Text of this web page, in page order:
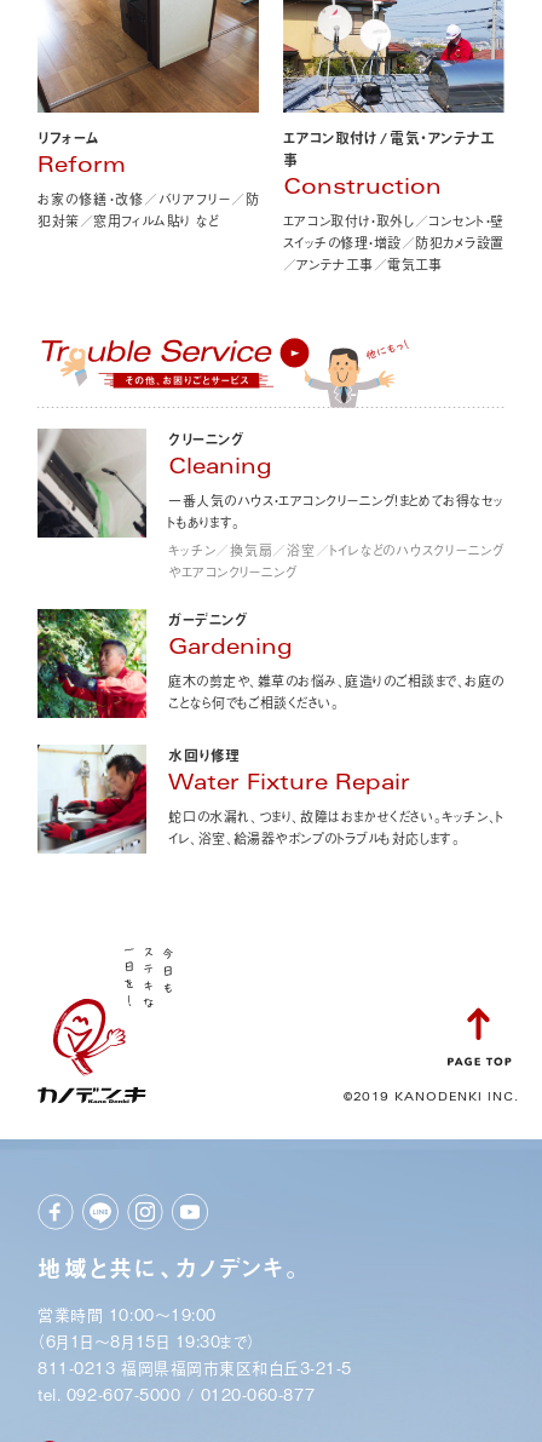
リフォーム
Reform
お家の修繕・改修／バリアフリー／防
犯対策／窓用フィルム貼り など
エアコン取付け/電気・アンテナ工
事
Construction
エアコン取付け・取外し／コンセント・壁
スイッチの修理・増設／防犯カメラ設置
／アンテナ工事／電気工事
クリーニング
Cleaning
一番人気のハウス・エアコンクリーニング！まとめてお得なセッ
トもあります。
キッチン／換気扇／浴室／トイレなどのハウスクリーニング
やエアコンクリーニング
ガーデニング
Gardening
庭木の剪定や、雑草のお悩み、庭造りのご相談まで、お庭の
ことなら何でもご相談ください。
水回り修理
Water Fixture Repair
蛇口の水漏れ、つまり、故障はおまかせください。キッチン、ト
イレ、浴室、給湯器やポンプのトラブルも対応します。
©2019 KANODENKI INC.
地域と共に、カノデンキ。
営業時間 10:00〜19:00
（6月1日〜8月15日 19:30まで）
811-0213 福岡県福岡市東区和白丘3-21-5
tel. 092-607-5000 / 0120-060-877